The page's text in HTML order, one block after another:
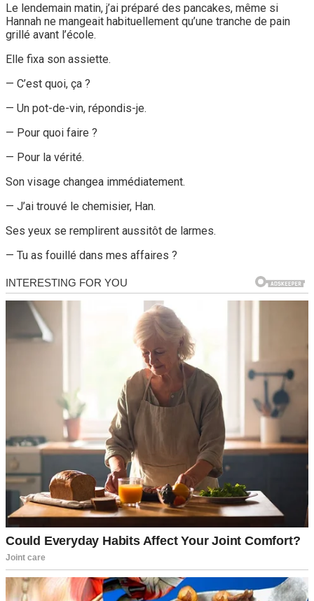
Le lendemain matin, j’ai préparé des pancakes, même si
Hannah ne mangeait habituellement qu’une tranche de pain
grillé avant l’école.
Elle fixa son assiette.
— C’est quoi, ça ?
— Un pot-de-vin, répondis-je.
— Pour quoi faire ?
— Pour la vérité.
Son visage changea immédiatement.
— J’ai trouvé le chemisier, Han.
Ses yeux se remplirent aussitôt de larmes.
— Tu as fouillé dans mes affaires ?